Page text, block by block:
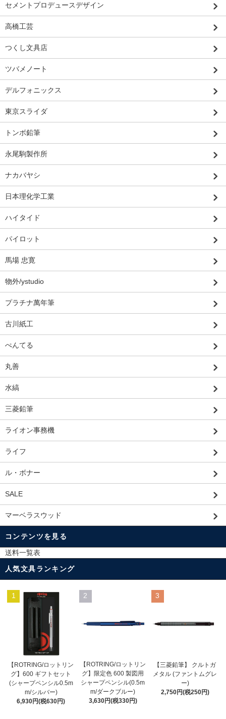
セメントプロデュースデザイン
高橋工芸
つくし文具店
ツバメノート
デルフォニックス
東京スライダ
トンボ鉛筆
永尾駒製作所
ナカバヤシ
日本理化学工業
ハイタイド
パイロット
馬場 忠寛
物外/ystudio
プラチナ萬年筆
古川紙工
ぺんてる
丸善
水縞
三菱鉛筆
ライオン事務機
ライフ
ル・ボナー
SALE
マーベラスウッド
コンテンツを見る
送料一覧表
人気文具ランキング
1
【ROTRING/ロットリン
グ】600 ギフトセット
(シャープペンシル0.5m
m/シルバー)
6,930円(税630円)
2
【ROTRING/ロットリン
グ】限定色 600 製図用
シャープペンシル(0.5m
m/ダークブルー)
3,630円(税330円)
3
【三菱鉛筆】 クルトガ
メタル (ファントムグレ
ー)
2,750円(税250円)